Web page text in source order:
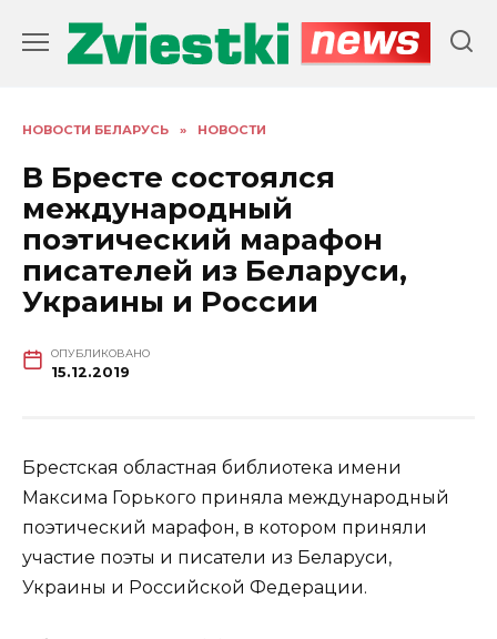
содержанию
НОВОСТИ БЕЛАРУСЬ » НОВОСТИ
В Бресте состоялся
международный
поэтический марафон
писателей из Беларуси,
Украины и России
ОПУБЛИКОВАНО
15.12.2019
Брестская областная библиотека имени
Максима Горького приняла международный
поэтический марафон, в котором приняли
участие поэты и писатели из Беларуси,
Украины и Российской Федерации.